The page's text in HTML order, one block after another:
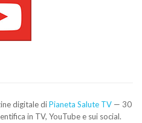
digitale diPianeta Salute TV — 30
in TV, YouTube e sui social.